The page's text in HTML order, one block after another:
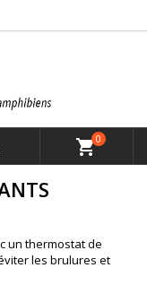
shopping_cart0
un thermostat de
les brulures et